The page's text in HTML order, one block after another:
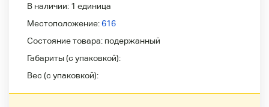
В наличии: 1 единица
Местоположение:616
Состояние товара: подержанный
Габариты (с упаковкой):
Вес (с упаковкой):